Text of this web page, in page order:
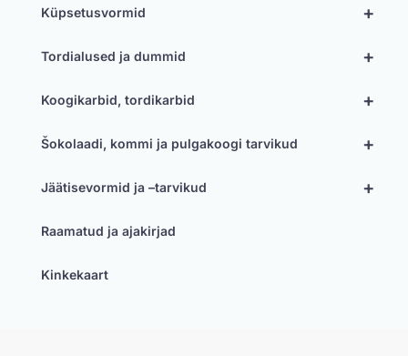
+
Küpsetusvormid
+
Tordialused ja dummid
+
Koogikarbid, tordikarbid
+
Šokolaadi, kommi ja pulgakoogi tarvikud
+
Jäätisevormid ja –tarvikud
Raamatud ja ajakirjad
Kinkekaart